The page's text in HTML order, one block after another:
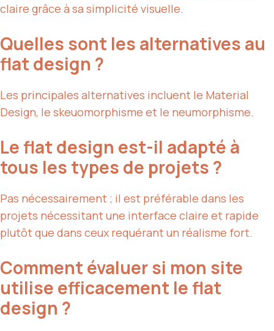
claire grâce à sa simplicité visuelle.
Quelles sont les alternatives au
flat design ?
Les principales alternatives incluent le Material
Design, le skeuomorphisme et le neumorphisme.
Le flat design est-il adapté à
tous les types de projets ?
Pas nécessairement ; il est préférable dans les
projets nécessitant une interface claire et rapide
plutôt que dans ceux requérant un réalisme fort.
Comment évaluer si mon site
utilise efficacement le flat
design ?